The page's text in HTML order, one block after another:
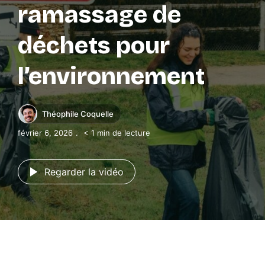
ramassage de
déchets pour
l’environnement
Théophile Coquelle
février 6, 2026
< 1 min de lecture
Regarder la vidéo